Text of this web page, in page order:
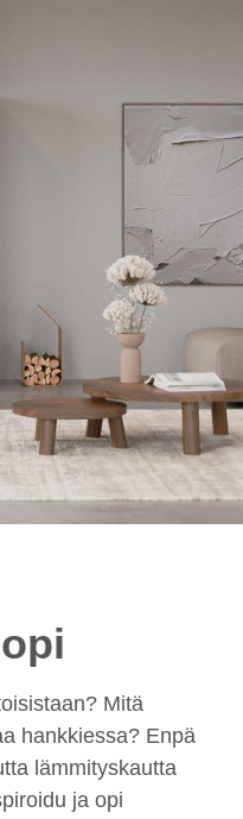
Mitä
hankkiessa? Enpä
lämmityskautta
ja opi